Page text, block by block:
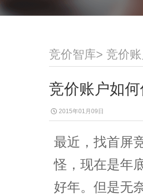
竞价智库> 竞价
竞价账户如
2015年01月09日
最近，找首屏
怪，现在是年
好年。但是无